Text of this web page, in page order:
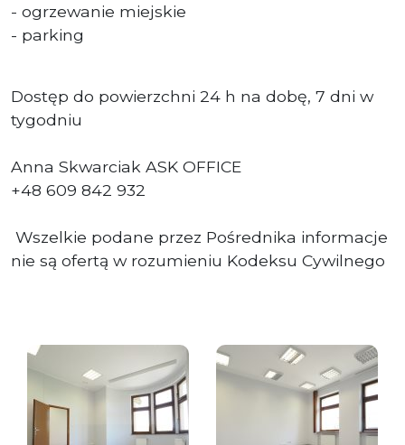
- ogrzewanie miejskie
- parking
Dostęp do powierzchni 24 h na dobę, 7 dni w
tygodniu
Anna Skwarciak ASK OFFICE
+48 609 842 932
Wszelkie podane przez Pośrednika informacje
nie są ofertą w rozumieniu Kodeksu Cywilnego